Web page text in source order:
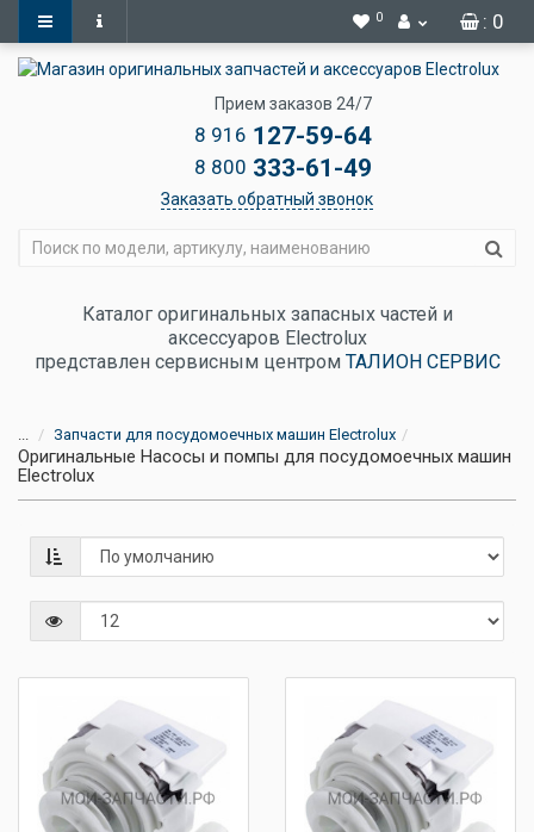
: 0
0
Прием заказов 24/7
8 916 127-59-64
8 800 333-61-49
Заказать обратный звонок
Каталог оригинальных запасных частей и
аксессуаров Electrolux
представлен сервисным центром ТАЛИОН СЕРВИС
... Запчасти для посудомоечных машин Electrolux
Оригинальные Насосы и помпы для посудомоечных машин
Electrolux